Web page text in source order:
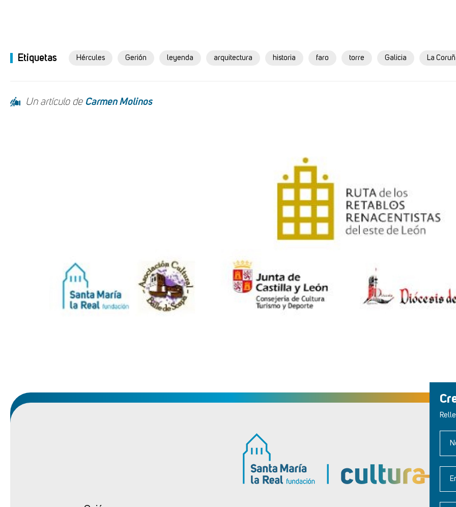
Etiquetas Hércules Gerión leyenda arquitectura historia faro torre Galicia La
Un artículo de Carmen Molinos